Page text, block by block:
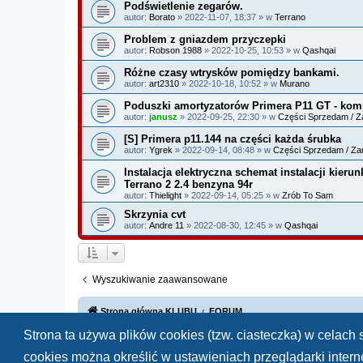
Strona ta używa plików cookies (tzw. ciasteczka) w
cookies można określić w ustawieniach przeglądarki
Podświetlenie zegarów.
autor: Borato » 2022-11-07, 18:37 » w Terrano
Problem z gniazdem przyczepki
autor: Robson 1988 » 2022-10-25, 10:53 » w Qashqai
Różne czasy wtrysków pomiędzy bankami.
autor: art2310 » 2022-10-18, 10:52 » w Murano
Poduszki amortyzatorów Primera P11 GT -
autor: janusz » 2022-09-25, 22:30 » w Części Sprzedam /
[S] Primera p11.144 na części każda śrubka
autor: Ygrek » 2022-09-14, 08:48 » w Części Sprzedam /
Instalacja elektryczna schemat instalacji
Terrano 2 2.4 benzyna 94r
autor: Thielight » 2022-09-14, 05:25 » w Zrób To Sam
Skrzynia cvt
autor: Andre 11 » 2022-08-30, 12:45 » w Qashqai
Wyszukiwanie zaawansowane
Strona główna KLUBU FORUM